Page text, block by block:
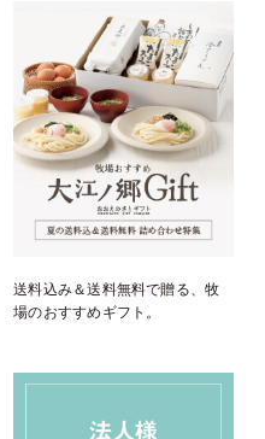
送料込み＆送料無料で贈る、牧
場のおすすめギフト。